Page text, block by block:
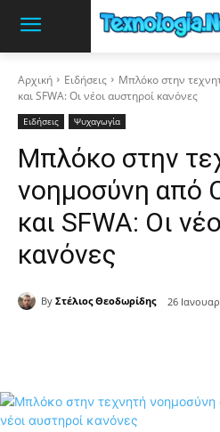
Αρχική Ειδήσεις
Μπλόκο στην
και SFWA: Οι νέοι αυστηροί κανόνες
Ειδήσεις Ψυχαγωγία
Μπλόκο στην
νοημοσύνη από
και SFWA: Οι
κανόνες
By Στέλιος Θεοδωρίδης 26